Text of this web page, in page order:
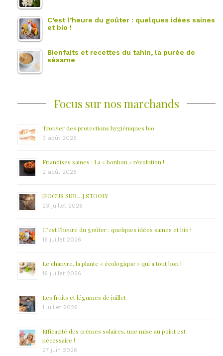
C’est l’heure du goûter : quelques idées saines
et bio !
Bienfaits et recettes du tahin, la purée de
sésame
Focus sur nos marchands
Trouver des protections hygiéniques bio
3 août 2026
Friandises saines : La « bonbon » révolution !
2 août 2026
[FOCUS SUR…] STOOLY
23 juillet 2026
C’est l’heure du goûter : quelques idées saines et bio !
16 juillet 2026
Le chanvre, la plante « écologique » qui a tout bon !
16 juillet 2026
Les fruits et légumes de juillet
1 juillet 2026
Efficacité des crèmes solaires, une mise au point est
nécessaire !
27 juin 2026